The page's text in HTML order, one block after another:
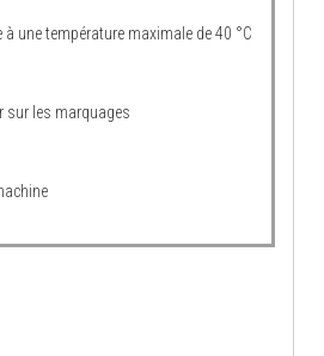
à une température maximale de 40 °C
sur les marquages